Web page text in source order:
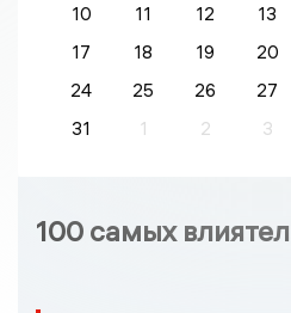
10
11 12 13
17
18 19 20
24
25 26 27
31
1 2 3
100 самых